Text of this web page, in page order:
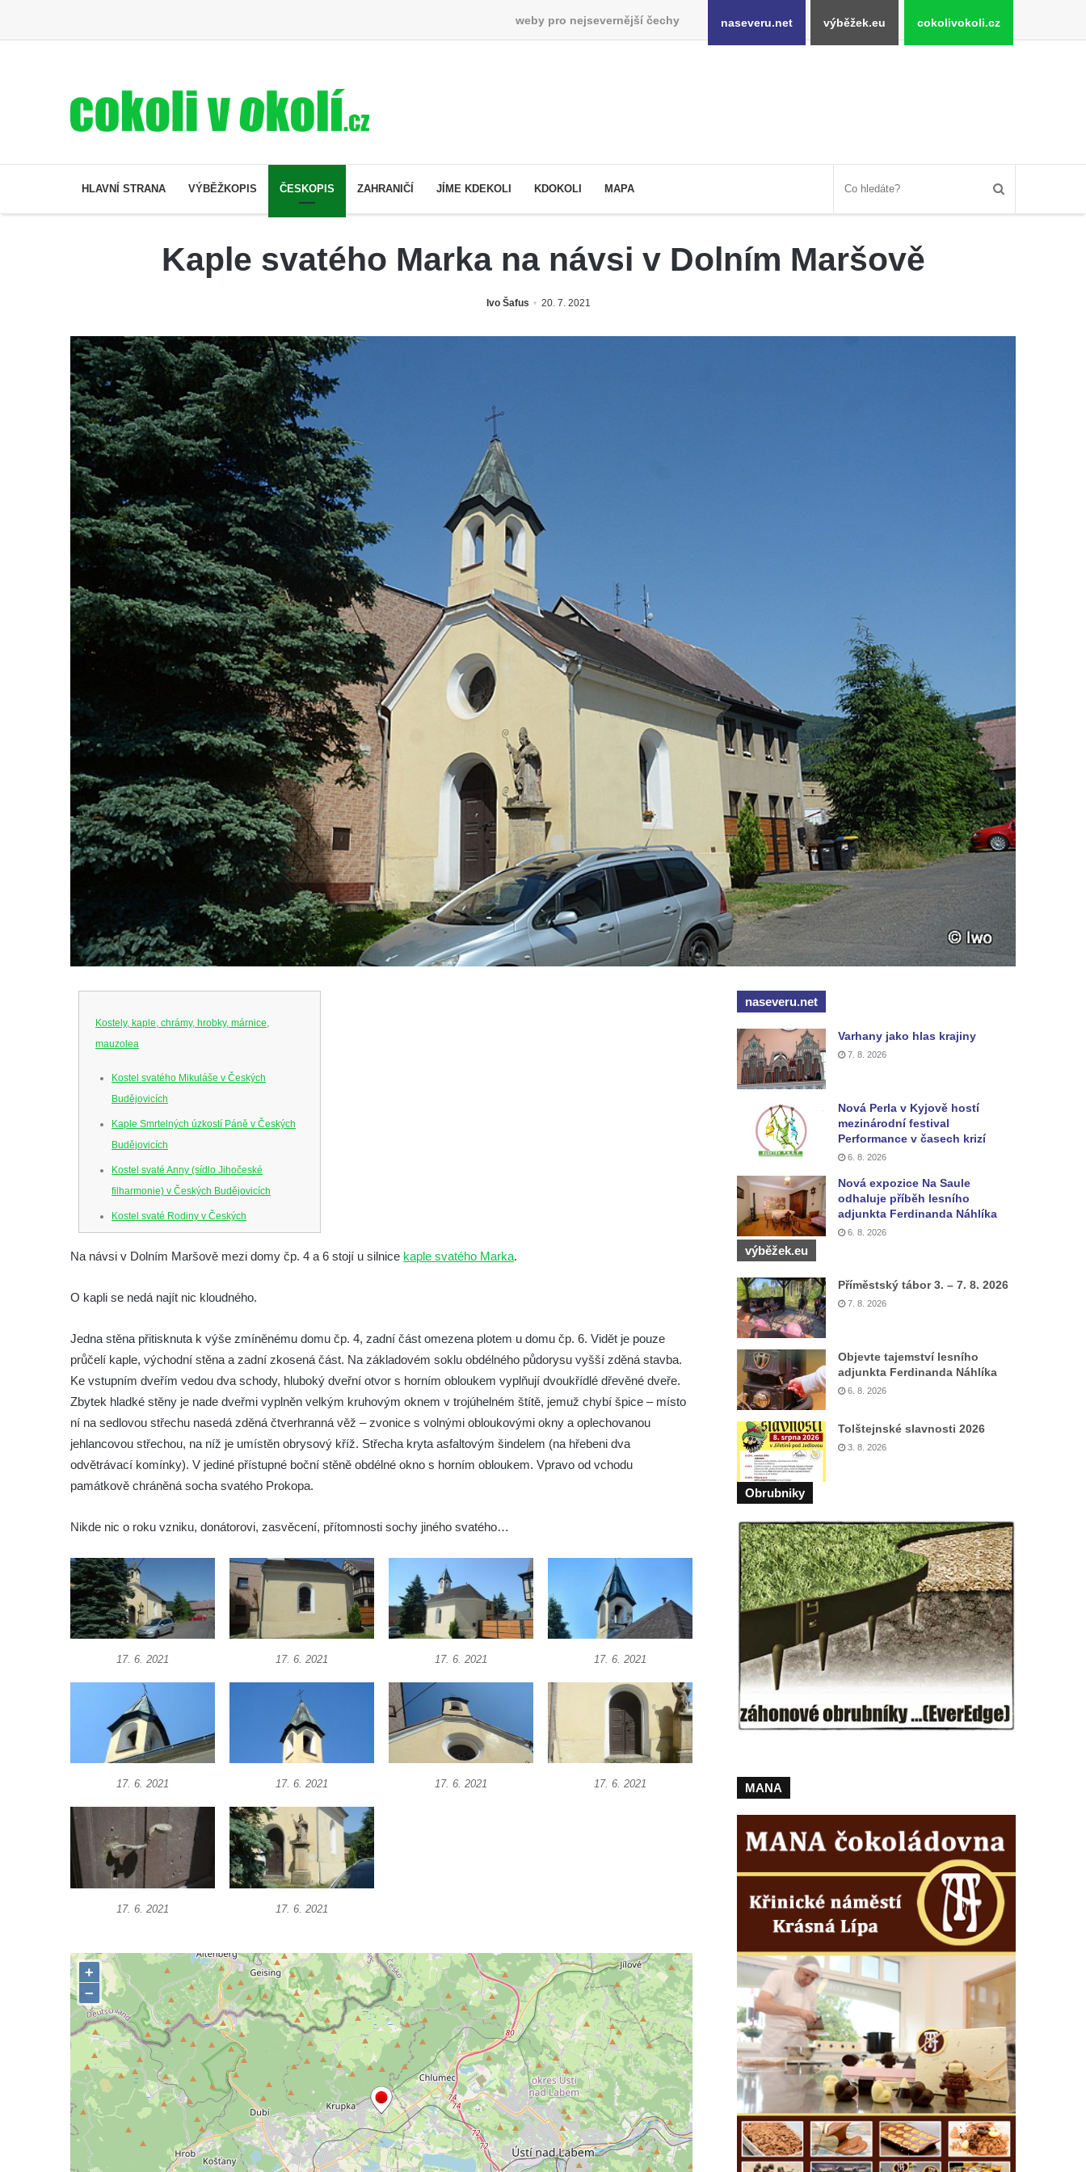
weby pro nejsevernější čechy naseveru.net výběžek.eu cokolivokoli.cz
HLAVNÍ STRANA VÝBĚŽKOPIS ČESKOPIS ZAHRANIČÍ JÍME KDEKOLI KDOKOLI MAPA
Kaple svatého Marka na návsi v Dolním Maršově
Ivo Šafus 20. 7. 2021
Kostely, kaple, chrámy, hrobky, márnice,
mauzolea
Kostel svatého Mikuláše v Českých
Budějovicích
Kaple Smrtelných úzkostí Páně v Českých
Budějovicích
Kostel svaté Anny (sídlo Jihočeské
filharmonie) v Českých Budějovicích
Kostel svaté Rodiny v Českých
Budějovicích
Kostel Obětování Panny Marie u kláštera
Kostel Všech svatých v Kamenném Újezdě
Kaple na křižovatce ulic Budějovická a
Dělnická v Kamenném Újezdě
Bývalý kostel svatých Filipa a Jakuba na
náměstí J. V. Kamarýta ve Velešíně
Kaple na hřbitově ve Velešíně
Márnice na hřbitově ve Velešíně
Kostel svatého Václava ve Velešíně
Kostel svatého Ducha v poutním areálu
Křížová cesta Římov – XXV. kaple – Boží
hrob
Křížová cesta Římov – XXIV. kaple – Pieta
Křížová cesta Římov – XXIII. kaple –
Kalvárie
Křížová cesta Římov – XXII. kaple – Šimon
Cyrénský pomáhá Ježíši nést kříž
Křížová cesta Římov – XXI. kaple –
Popravní brána
Křížová cesta Římov – XX. kaple – Svatá
roušky pot z tváře
Křížová cesta Římov – XIX. kaple – Kristus
kříž nesoucí potkává Pannu Marii
Ježíše vložen kříž
Pilát
Křížová cesta Římov – XVI. kaple – U
Herodesa
Křížová cesta Římov – XV. kaple – Malý
Pilát
Křížová cesta Římov – XIV. kaple – U
Kaifáše (U Děvečky)
Křížová cesta Římov – XIII. kaple – U
Annáše (U Kaifáše)
Na návsi v Dolním Maršově mezi domy čp. 4 a 6 stojí u silnice kaple svatého Marka.
O kapli se nedá najít nic kloudného.
Jedna stěna přitisknuta k výše zmíněnému domu čp. 4, zadní část omezena plotem u domu čp. 6. Vidět je pouze
průčelí kaple, východní stěna a zadní zkosená část. Na základovém soklu obdélného půdorysu vyšší zděná stavba.
Ke vstupním dveřím vedou dva schody, hluboký dveřní otvor s horním obloukem vyplňují dvoukřídlé dřevěné dveře.
Zbytek hladké stěny je nade dveřmi vyplněn velkým kruhovým oknem v trojúhelném štítě, jemuž chybí špice – místo
ní na sedlovou střechu nasedá zděná čtverhranná věž – zvonice s volnými obloukovými okny a oplechovanou
jehlancovou střechou, na níž je umístěn obrysový kříž. Střecha kryta asfaltovým šindelem (na hřebeni dva
odvětrávací komínky). V jediné přístupné boční stěně obdélné okno s horním obloukem. Vpravo od vchodu
památkově chráněná socha svatého Prokopa.
Nikde nic o roku vzniku, donátorovi, zasvěcení, přítomnosti sochy jiného svatého…
17. 6. 2021 17. 6. 2021 17. 6. 2021 17. 6. 2021
17. 6. 2021 17. 6. 2021 17. 6. 2021 17. 6. 2021
17. 6. 2021 17. 6. 2021
naseveru.net
Varhany jako hlas krajiny
7. 8. 2026
Nová Perla v Kyjově hostí
mezinárodní festival
Performance v časech krizí
6. 8. 2026
Nová expozice Na Saule
odhaluje příběh lesního
adjunkta Ferdinanda Náhlíka
6. 8. 2026
výběžek.eu
Příměstský tábor 3. – 7. 8. 2026
7. 8. 2026
Objevte tajemství lesního
adjunkta Ferdinanda Náhlíka
6. 8. 2026
Tolštejnské slavnosti 2026
3. 8. 2026
Obrubniky
MANA